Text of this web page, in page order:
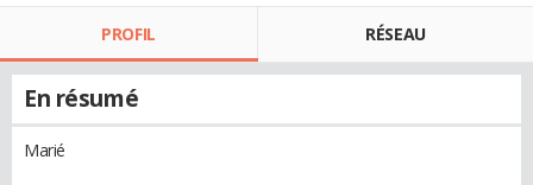
PROFIL RÉSEAU
En résumé
Marié